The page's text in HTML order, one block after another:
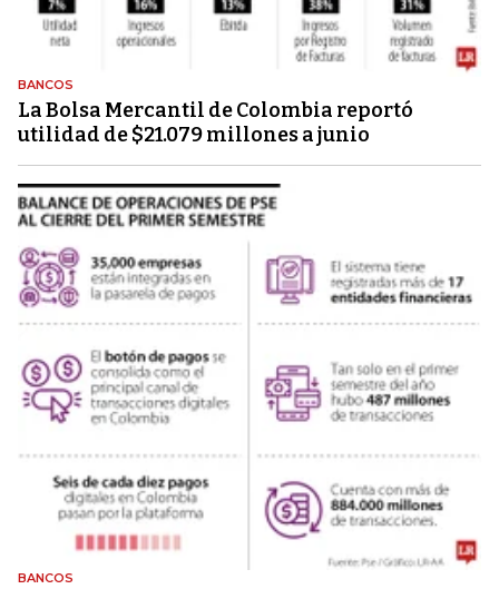
BANCOS
La Bolsa Mercantil de Colombia reportó
utilidad de $21.079 millones a junio
BANCOS